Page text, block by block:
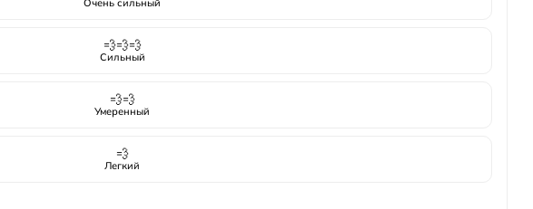
💨💨💨
Сильный
💨💨
Умеренный
💨
Легкий